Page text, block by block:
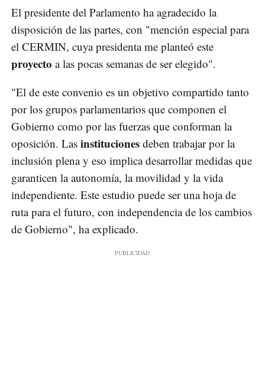
El presidente del Parlamento ha agradecido la
disposición de las partes, con "mención especial para
el CERMIN, cuya presidenta me planteó este
proyecto a las pocas semanas de ser elegido".
"El de este convenio es un objetivo compartido tanto
por los grupos parlamentarios que componen el
Gobierno como por las fuerzas que conforman la
oposición. Las instituciones deben trabajar por la
inclusión plena y eso implica desarrollar medidas que
garanticen la autonomía, la movilidad y la vida
independiente. Este estudio puede ser una hoja de
ruta para el futuro, con independencia de los cambios
de Gobierno", ha explicado.